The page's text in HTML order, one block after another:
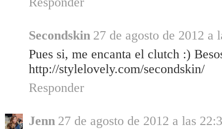
Secondskin 27 de agosto de 2012 a
Pues si, me encanta el clutch :)
http://stylelovely.com/secondskin/
Responder
Jenn 27 de agosto de 2012 a las